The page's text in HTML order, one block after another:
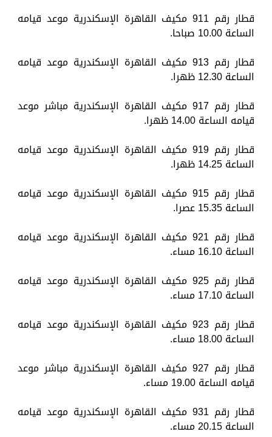
قطار رقم 911 مكيف القاهرة الإسكندرية موعد قيامه
الساعة 10.00 صباحا.
قطار رقم 913 مكيف القاهرة الإسكندرية موعد قيامه
الساعة 12.30 ظهرا.
قطار رقم 917 مكيف القاهرة الإسكندرية مباشر موعد
قيامه الساعة 14.00 ظهرا.
قطار رقم 919 مكيف القاهرة الإسكندرية موعد قيامه
الساعة 14.25 ظهرا.
قطار رقم 915 مكيف القاهرة الإسكندرية موعد قيامه
الساعة 15.35 عصرا.
قطار رقم 921 مكيف القاهرة الإسكندرية موعد قيامه
الساعة 16.10 مساء.
قطار رقم 925 مكيف القاهرة الإسكندرية موعد قيامه
الساعة 17.10 مساء.
قطار رقم 923 مكيف القاهرة الإسكندرية موعد قيامه
الساعة 18.00 مساء.
قطار رقم 927 مكيف القاهرة الإسكندرية مباشر موعد
قيامه الساعة 19.00 مساء.
قطار رقم 931 مكيف القاهرة الإسكندرية موعد قيامه
الساعة 20.15 مساء.